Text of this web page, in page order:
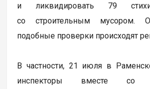
и ликвидировать 79
со строительным мусором.
подобные проверки происходят
В частности, 21 июля в
инспекторы вместе со